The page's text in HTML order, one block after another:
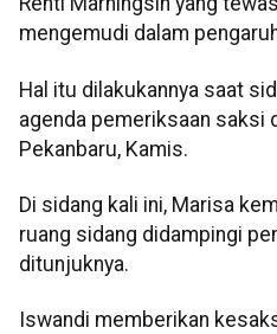
mengemudi dalam
Hal itu dilakukannya saat
agenda pemeriksaan saksi
Pekanbaru, Kamis.
Di sidang kali ini, Marisa
ruang sidang didampingi
ditunjuknya.
Iswandi memberikan